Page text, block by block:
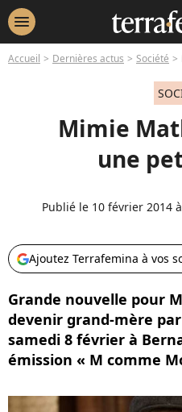
menu
Accueil Dernières actus Société
Mimie
une
Publié le 10 février 2014
Ajoutez Terrafemina à vos
Grande nouvelle pour
devenir grand-mère
samedi 8 février à
émission « M comme